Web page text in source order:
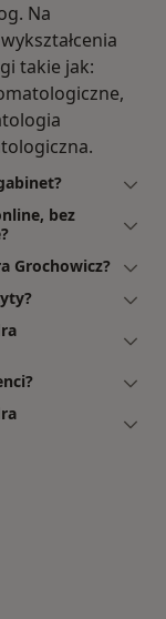
Na
takie jak:
bez
Grochowicz?